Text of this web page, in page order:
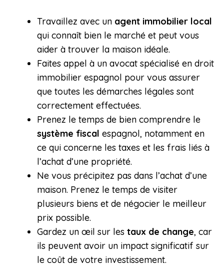
Travaillez avec un agent immobilier local
qui connaît bien le marché et peut vous
aider à trouver la maison idéale.
Faites appel à un avocat spécialisé en droit
immobilier espagnol pour vous assurer
que toutes les démarches légales sont
correctement effectuées.
Prenez le temps de bien comprendre le
système fiscal espagnol, notamment en
ce qui concerne les taxes et les frais liés à
l’achat d’une propriété.
Ne vous précipitez pas dans l’achat d’une
maison. Prenez le temps de visiter
plusieurs biens et de négocier le meilleur
prix possible.
Gardez un œil sur les taux de change, car
ils peuvent avoir un impact significatif sur
le coût de votre investissement.